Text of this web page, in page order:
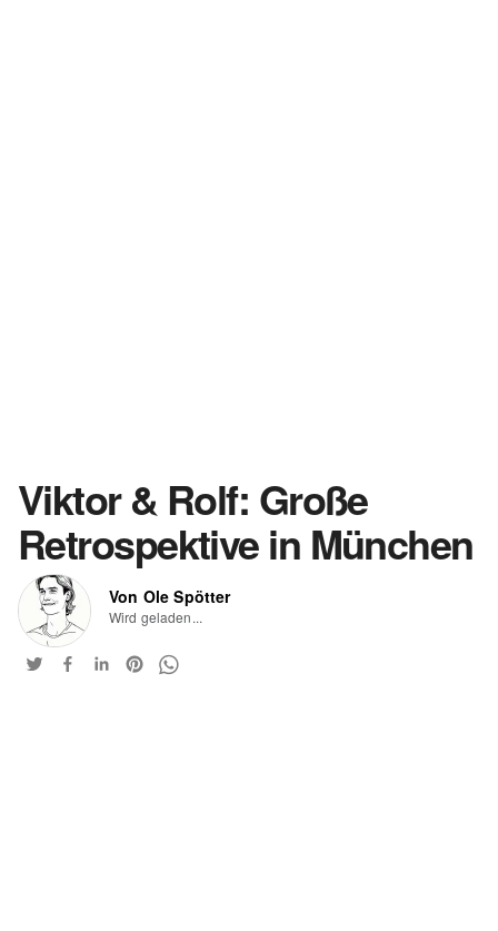
Viktor & Rolf: Große
Retrospektive in München
Von Ole Spötter
Wird geladen...